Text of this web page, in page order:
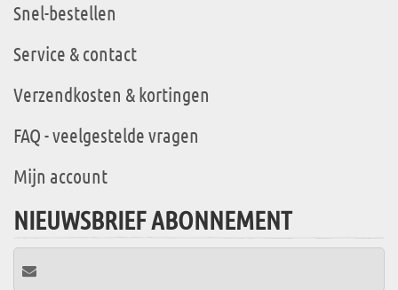
Snel-bestellen
Service & contact
Verzendkosten & kortingen
FAQ - veelgestelde vragen
Mijn account
NIEUWSBRIEF ABONNEMENT